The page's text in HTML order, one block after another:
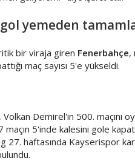
yemeden
bir viraja giren Fenerbahçe,
maç sayısı 5'e yükseldi.
Demirel'in 500. maçını
5'inde kalesini gole
27. haftasında Kayserispor